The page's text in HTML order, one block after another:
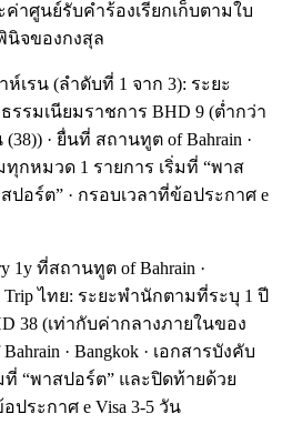
ค่าศูนย์รับคำร้องเรียกเก็บตามใบ
นิจของกงสุล
ห์เรน (ลำดับที่ 1 จาก 3): ระยะ
รรมเนียมราชการ BHD 9 (ต่ำกว่า
· ยื่นที่ สถานทูต of Bahrain ·
ทุกหมวด 1 รายการ เริ่มที่ “พาส
ปอร์ต” · กรอบเวลาที่ข้อประกาศ e
1y ที่สถานทูต of Bahrain ·
ไทย: ระยะพำนักตามที่ระบุ 1 ปี
38 (เท่ากับค่ากลางภายในของ
· Bangkok · เอกสารบังคับ
“พาสปอร์ต” และปิดท้ายด้วย
ประกาศ e Visa 3-5 วัน